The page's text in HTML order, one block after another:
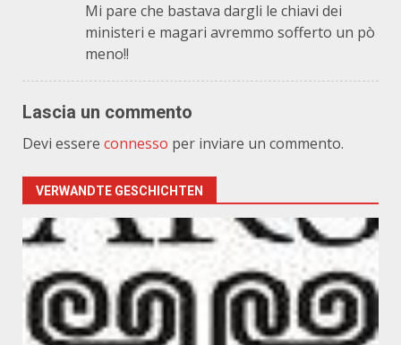
Mi pare che bastava dargli le chiavi dei
ministeri e magari avremmo sofferto un pò
meno!!
Lascia un commento
Devi essere connesso per inviare un commento.
VERWANDTE GESCHICHTEN